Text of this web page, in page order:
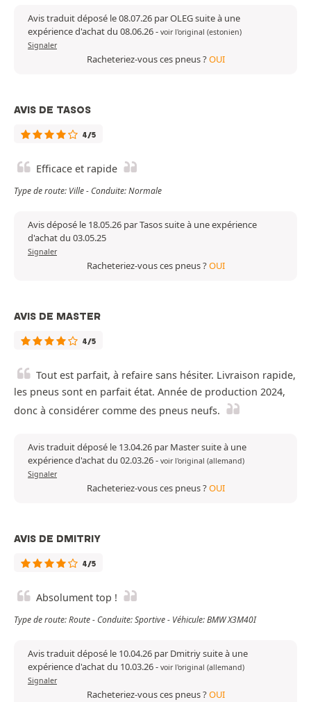
Avis traduit déposé le 08.07.26 par OLEG suite à une
expérience d'achat du 08.06.26- voir l'original (estonien)
Signaler
Racheteriez-vous ces pneus ?OUI
AVIS DE TASOS
4/5
Efficace et rapide
Type de route: Ville - Conduite: Normale
Avis déposé le 18.05.26 par Tasos suite à une expérience
d'achat du 03.05.25
Signaler
Racheteriez-vous ces pneus ?OUI
AVIS DE MASTER
4/5
Tout est parfait, à refaire sans hésiter. Livraison rapide,
les pneus sont en parfait état. Année de production 2024,
donc à considérer comme des pneus neufs.
Avis traduit déposé le 13.04.26 par Master suite à une
expérience d'achat du 02.03.26- voir l'original (allemand)
Signaler
Racheteriez-vous ces pneus ?OUI
AVIS DE DMITRIY
4/5
Absolument top !
Type de route: Route - Conduite: Sportive - Véhicule: BMW X3M40I
Avis traduit déposé le 10.04.26 par Dmitriy suite à une
expérience d'achat du 10.03.26- voir l'original (allemand)
Signaler
Racheteriez-vous ces pneus ?OUI